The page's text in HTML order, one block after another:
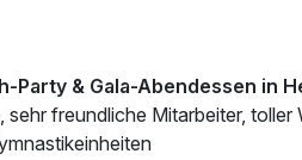
Party & Gala-Abendessen in
freundliche Mitarbeiter, toller